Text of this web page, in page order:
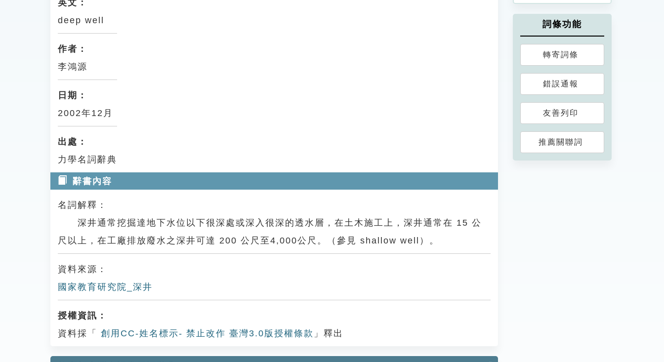
英文：
deep well
作者：
李鴻源
日期：
2002年12月
出處：
力學名詞辭典
辭書內容
名詞解釋：
深井通常挖掘達地下水位以下很深處或深入很深的透水層，在土木施工上，深井通常在 15 公
尺以上，在工廠排放廢水之深井可達 200 公尺至4,000公尺。（參見 shallow well）。
資料來源：
國家教育研究院_深井
授權資訊：
資料採「
創用CC-姓名標示- 禁止改作 臺灣3.0版授權條款 」釋出
詞條功能
轉寄詞條
錯誤通報
友善列印
推薦關聯詞